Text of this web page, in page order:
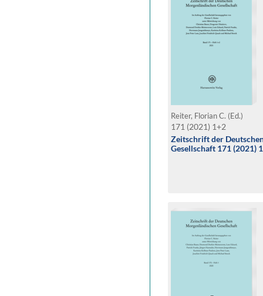
Reiter, Florian C. (Ed.)
171 (2021) 1+2
Zeitschrift der
Gesellschaft 171 (2021)